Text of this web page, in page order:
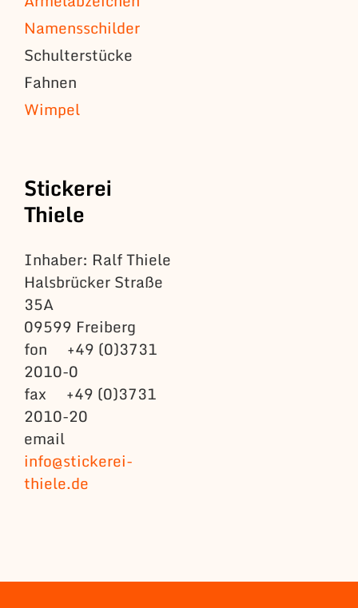
Namensschilder
Schulterstücke
Fahnen
Wimpel
Stickerei
Thiele
Inhaber: Ralf Thiele
Halsbrücker Straße
35A
09599 Freiberg
fon +49 (0)3731
2010-0
fax +49 (0)3731
2010-20
email
info@stickerei-
thiele.de